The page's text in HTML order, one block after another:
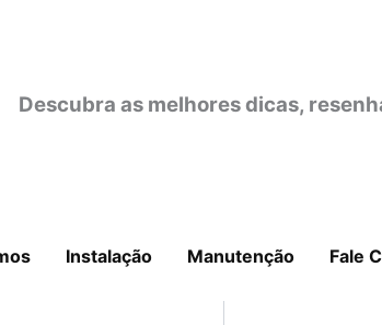
Descubra as melhores dicas,
Instalação Manutenção Fale